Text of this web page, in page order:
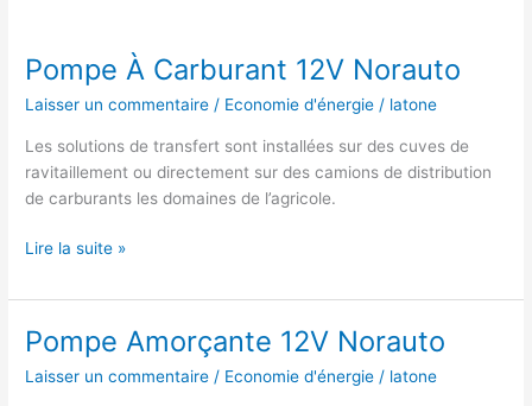
Pompe À Carburant 12V Norauto
Laisser un commentaire / Economie d'énergie / latone
Les solutions de transfert sont installées sur des cuves de
ravitaillement ou directement sur des camions de distribution
de carburants les domaines de l’agricole.
Pompe
Carburant
12V
Norauto
Lire la suite »
Pompe Amorçante 12V Norauto
Laisser un commentaire / Economie d'énergie / latone